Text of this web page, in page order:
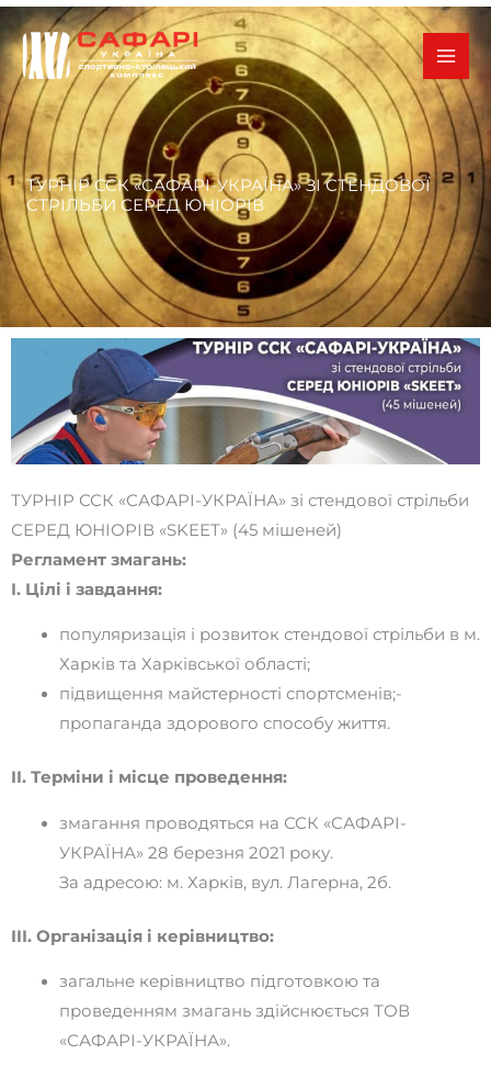
Перейти
к
содержимому
ТУРНІР ССК «САФАРІ-УКРАЇНА» ЗІ СТЕНДОВОЇ
СТРІЛЬБИ СЕРЕД ЮНІОРІВ
ТУРНІР ССК «САФАРІ-УКРАЇНА» зі стендової стрільби
СЕРЕД ЮНІОРІВ «SKEET» (45 мішеней)
Регламент змагань:
I. Цілі і завдання:
популяризація і розвиток стендової стрільби в м.
Харків та Харківської області;
підвищення майстерності спортсменів;-
пропаганда здорового способу життя.
II. Терміни і місце проведення:
змагання проводяться на ССК «САФАРІ-
УКРАЇНА» 28 березня 2021 року.
За адресою: м. Харків, вул. Лагерна, 2б.
III. Організація і керівництво:
загальне керівництво підготовкою та
проведенням змагань здійснюється ТОВ
«САФАРІ-УКРАЇНА».